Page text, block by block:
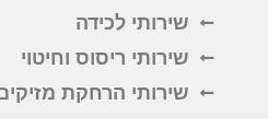
שירותי לכידה
שירותי ריסוס וחיטוי
שירותי הרחקת